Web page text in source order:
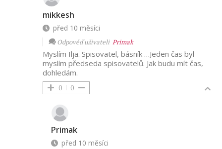
mikkesh
před 10 měsíci
Odpověď uživateli Primak
Myslím Ilja. Spisovatel, básník …Jeden čas byl
myslím předseda spisovatelů. Jak budu mít čas,
dohledám.
0 0
Primak
před 10 měsíci